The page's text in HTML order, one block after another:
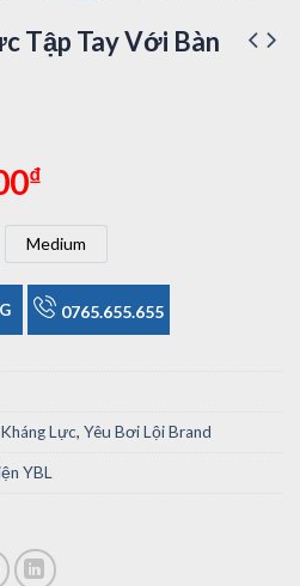
Tập Tay Với Bàn
₫
tại
là:
440,000₫.
Medium
Medium
Với Bàn Quạt YBL2313 số lượng
0765.655.655
Lực, Yêu Bơi Lội Brand
YBL